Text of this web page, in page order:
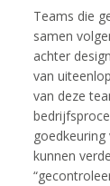
Teams die
samen
achter
van
van deze
kunnen